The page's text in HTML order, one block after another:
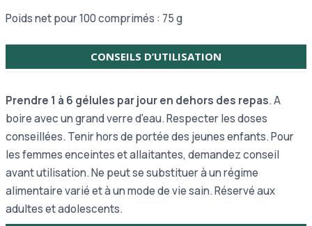
Poids net pour 100 comprimés : 75 g
CONSEILS D’UTILISATION
Prendre 1 à 6 gélules par jour en dehors des repas. A
boire avec un grand verre d'eau. Respecter les doses
conseillées. Tenir hors de portée des jeunes enfants. Pour
les femmes enceintes et allaitantes, demandez conseil
avant utilisation. Ne peut se substituer à un régime
alimentaire varié et à un mode de vie sain. Réservé aux
adultes et adolescents.